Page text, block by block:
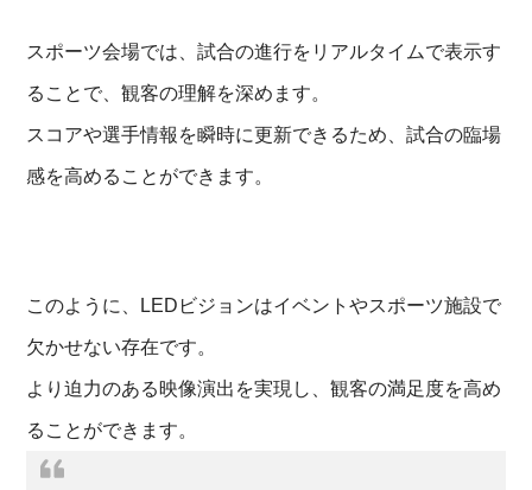
スポーツ会場では、試合の進行をリアルタイムで表示す
ることで、観客の理解を深めます。
スコアや選手情報を瞬時に更新できるため、試合の臨場
感を高めることができます。
このように、LEDビジョンはイベントやスポーツ施設で
欠かせない存在です。
より迫力のある映像演出を実現し、観客の満足度を高め
ることができます。